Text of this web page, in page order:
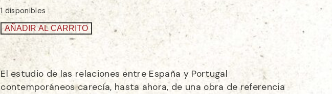
1 disponibles
AÑADIR AL CARRITO
El estudio de las relaciones entre España y Portugal
contemporáneos carecía, hasta ahora, de una obra de referencia